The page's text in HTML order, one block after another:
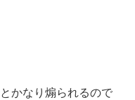
かなり煽られるので